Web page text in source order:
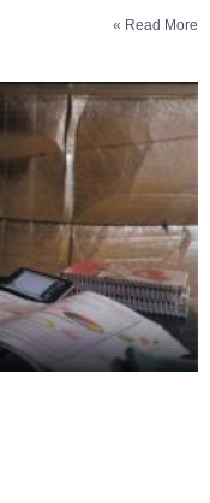
Read More »